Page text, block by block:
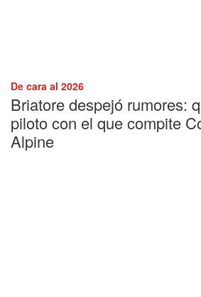
De cara al 2026
Briatore despejó rumores:
piloto con el que compite
Alpine